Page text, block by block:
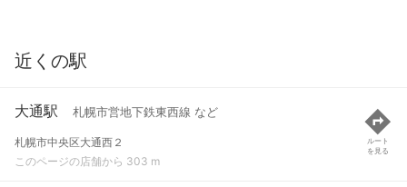
近くの駅
大通駅 札幌市営地下鉄東西線 など
札幌市中央区大通西２
このページの店舗から 303 m
ルート
を見る